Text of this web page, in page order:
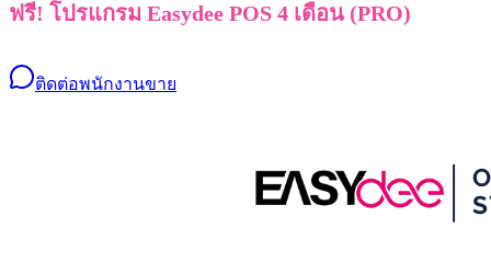
ฟรี! โปรแกรม Easydee POS 4 เดือน (PRO)
ติดต่อพนักงานขาย